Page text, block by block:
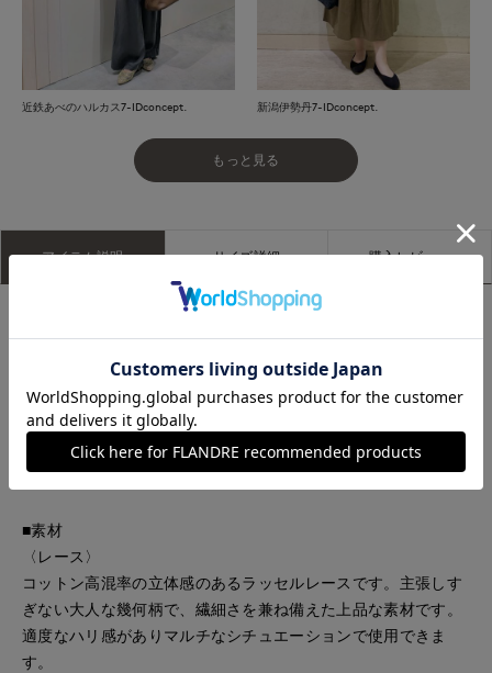
近鉄あべのハルカス7-IDconcept. 新潟伊勢丹7-IDconcept.
もっと見る
アイテム説明 サイズ詳細 購入レビュー
レース生地に裏地をドッキングした6分袖のTシャツ。
通常のTシャツほどカジュアル過ぎない感覚のレースTシャツ
で、フェミニンに偏らず大人も取り入れやすいレースアイテム
です。後身頃のジップはグログランテープ付きで、デザインの
アクセントでありながら引手としても使いやすくなっておりま
す。
■素材
〈レース〉
コットン高混率の立体感のあるラッセルレースです。主張しす
ぎない大人な幾何柄で、繊細さを兼ね備えた上品な素材です。
適度なハリ感がありマルチなシチュエーションで使用できま
す。